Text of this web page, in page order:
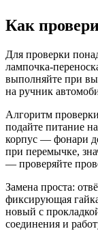
Как
Для проверки
лампочка-
выполняйте при
на ручник
Алгоритм
подайте питание
корпус — фонари
при перемычке,
— проверяйте
Замена проста:
фиксирующая
новый с
соединения и